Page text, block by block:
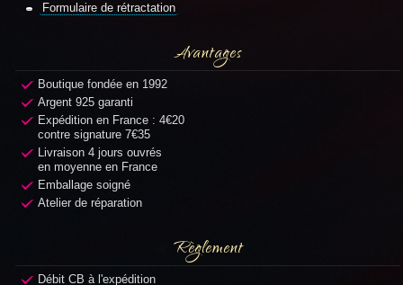
Formulaire de rétractation
Avantages
Boutique fondée en 1992
Argent 925 garanti
Expédition en France : 4€20
contre signature 7€35
Livraison 4 jours ouvrés
en moyenne en France
Emballage soigné
Atelier de réparation
Règlement
Débit CB à l'expédition